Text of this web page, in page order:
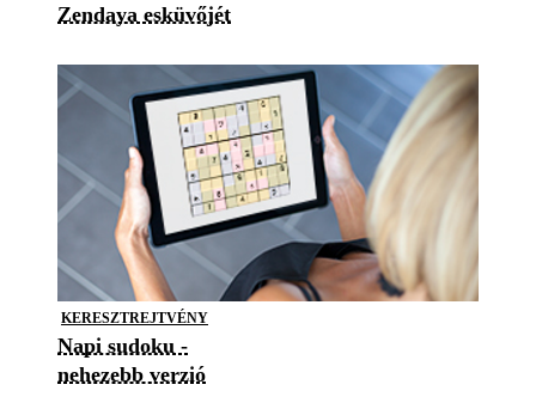
Zendaya esküvőjét
KERESZTREJTVÉNY
Napi sudoku -
nehezebb verzió